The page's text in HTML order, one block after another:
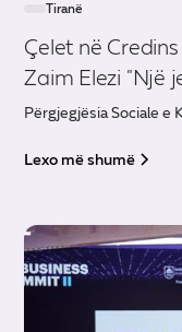
Tiranë
Çelet në
Zaim Elezi "Një
Përgjegjësia Sociale e
Lexo më shumë